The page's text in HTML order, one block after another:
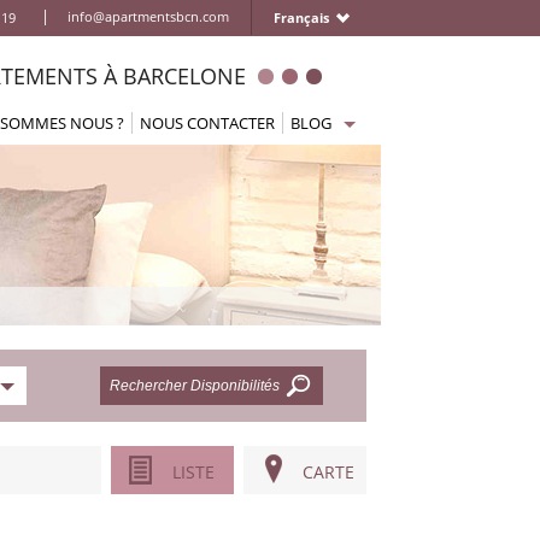
| info@apartmentsbcn.com Français
À BARCELONE
NOUS ? NOUS CONTACTER
BLOG
Accueil
Arriver à Barcelone
Se déplacer
Boire et manger
Que faire/activités
Que visiter
Information pratique
LISTE CARTE